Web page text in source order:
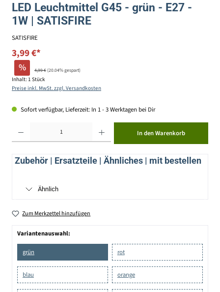
LED Leuchtmittel G45 - grün - E27 -
1W | SATISFIRE
SATISFIRE
3,99 €*
% 4,99 €(20.04% gespart)
Inhalt: 1 Stück
Preise inkl. MwSt. zzgl. Versandkosten
Sofort verfügbar, Lieferzeit: In 1 - 3 Werktagen bei Dir
In den Warenkorb
Zubehör | Ersatzteile | Ähnliches | mit bestellen
Ähnlich
Zum Merkzettel hinzufügen
Variantenauswahl:
grün rot
blau orange